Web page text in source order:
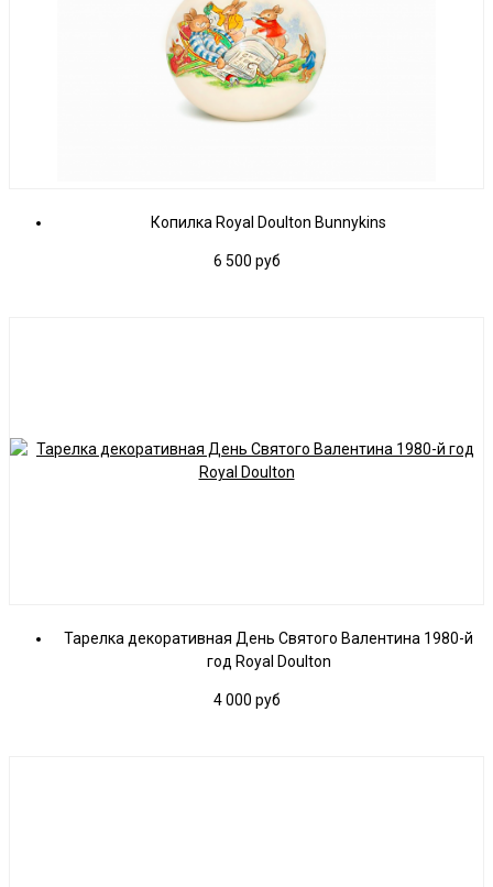
Копилка Royal Doulton Bunnykins
6 500 руб
Тарелка декоративная День Святого Валентина 1980-й
год Royal Doulton
4 000 руб